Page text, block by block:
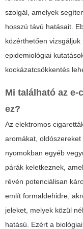
szolgál, amelyek
hosszú távú hatásait.
közérthetően
epidemiológiai
kockázatcsökkentés
Mi található az
ez?
Az elektromos
aromákat,
nyomokban egyéb
párák keletkeznek,
révén potenciálisan
említ formaldehidre,
jeleket, melyek közül
hatású. Ezért a